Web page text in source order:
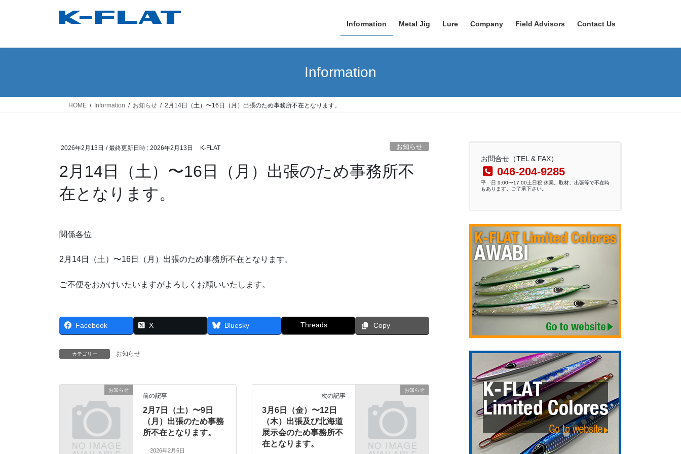
Information Metal Jig Lure Company Field Advisors Contact Us
Information
HOME Information お知らせ 2月14日（土）〜16日（月）出張のため事務所不在となります。
2026年2月13日 / 最終更新日時 : 2026年2月13日 K-FLAT お知らせ
2月14日（土）〜16日（月）出張のため事務所不
在となります。
関係各位
2月14日（土）〜16日（月）出張のため事務所不在となります。
ご不便をおかけいたいますがよろしくお願いいたします。
Facebook X Bluesky Threads Copy
カテゴリー お知らせ
お知らせ
前の記事
2月7日（土）〜9日
（月）出張のため事務
所不在となります。
2026年2月6日
お知らせ
次の記事
3月6日（金）〜12日
（木）出張及び北海道
展示会のため事務所不
在となります。
お問合せ（TEL & FAX）
046-204-9285
平 日 9:00〜17:00土日祝 休業。取材、出張等で不在時
もあります。ご了承下さい。